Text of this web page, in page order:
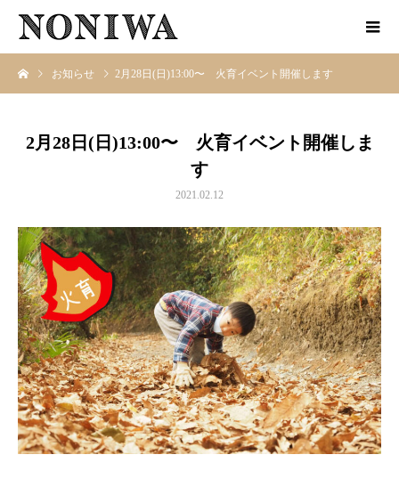
お知らせ 2月28日(日)13:00〜 火育イベント開催します
2月28日(日)13:00〜 火育イベント開催しま
す
2021.02.12